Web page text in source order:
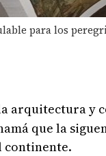
para los
arquitectura y
que la
continente.